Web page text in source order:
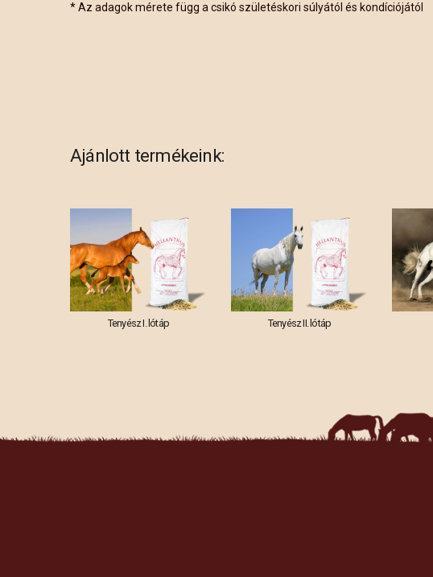
* Az adagok mérete függ a csikó születéskori súlyától és kondíciójától
Ajánlott termékeink:
Tenyész I. lótáp Tenyész II. lótáp